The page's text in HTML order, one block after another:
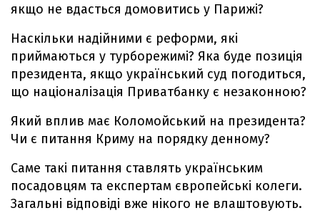
якщо не вдасться домовитись у Парижі?
Наскільки надійними є реформи, які
приймаються у турборежимі? Яка буде позиція
президента, якщо український суд погодиться,
що націоналізація Приватбанку є незаконною?
Який вплив має Коломойський на президента?
Чи є питання Криму на порядку денному?
Саме такі питання ставлять українським
посадовцям та експертам європейські колеги.
Загальні відповіді вже нікого не влаштовують.